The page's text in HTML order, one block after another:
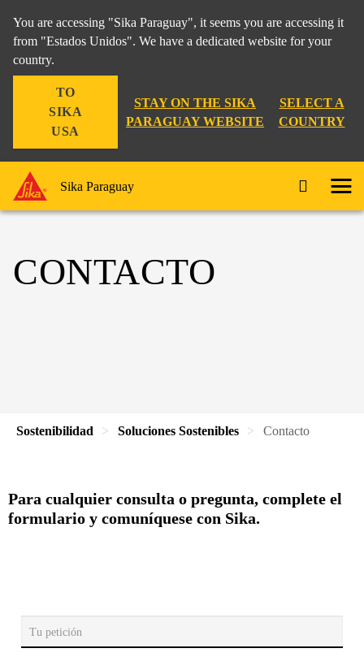
You are accessing "Sika Paraguay", it seems you are accessing it
from "Estados Unidos". We have a dedicated website for your
country.
TO
SIKA
USA
STAY ON THE SIKA
PARAGUAY WEBSITE
SELECT A
COUNTRY
Sika Paraguay
CONTACTO
Sostenibilidad Soluciones Sostenibles Contacto
Para cualquier consulta o pregunta, complete el
formulario y comuníquese con Sika.
Tu petición